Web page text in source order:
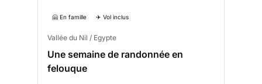
🤗 En famille ✈️ Vol inclus
Vallée du Nil / Egypte
Une semaine de randonnée en
felouque